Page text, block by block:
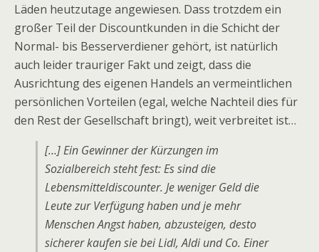
Läden heutzutage angewiesen. Dass trotzdem ein
großer Teil der Discountkunden in die Schicht der
Normal- bis Besserverdiener gehört, ist natürlich
auch leider trauriger Fakt und zeigt, dass die
Ausrichtung des eigenen Handels an vermeintlichen
persönlichen Vorteilen (egal, welche Nachteil dies für
den Rest der Gesellschaft bringt), weit verbreitet ist…
[…] Ein Gewinner der Kürzungen im
Sozialbereich steht fest: Es sind die
Lebensmitteldiscounter. Je weniger Geld die
Leute zur Verfügung haben und je mehr
Menschen Angst haben, abzusteigen, desto
sicherer kaufen sie bei Lidl, Aldi und Co. Einer